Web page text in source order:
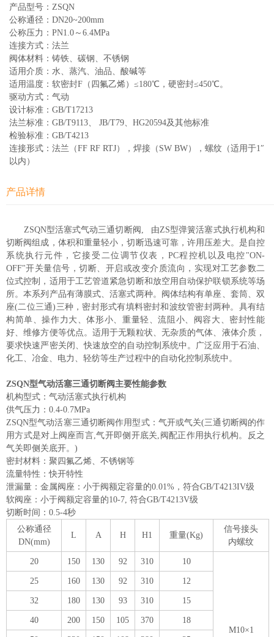
产品型号：ZSQN
公称通径：DN20~200mm
公称压力：PN1.0～6.4MPa
连接方式：法兰
阀体材料：铸铁、碳钢、不锈钢
适用介质：水、蒸汽、油品、酸碱等
适用温度：软密封F（四氟乙烯）≤180℃，硬密封≤450℃。
驱动方式：气动
设计标准：GB/T17213
法兰标准：GB/T9113、 JB/T79、HG20594及其他标准
检验标准：GB/T4213
连接形式：法兰（FF RF RTJ），焊接（SW BW），螺纹（适用于1″
以内）
产品详情
ZSQN型活塞式气动三通切断阀, 由ZS型弹簧活塞式执行机构和
切断阀组成，体积和重量轻小，切断迅速可靠，许用压差大。是自控
系统执行元件，它接受二位调节仪表，PC程控机以及电控"ON-
OFF"开关量信号，切断、开启或改变介质流向，实现对工艺参数二
位式控制，适用于工艺管道紧急切断和放空用自动保护联锁系统等场
所。本系列产品有薄膜式、活塞式两种。阀体结构有单座、套筒、双
座(二位三通)三种，密封形式有填料密封和波纹管密封两种。具有结
构简单、操作力大、体形小、重量轻、流阻小、阀容大、密封性能
好、维修方便等优点。适用于无颗粒状、无杂质的气体、液体介质，
要求快速严密关闭、快速放空的自动控制系统中。广泛应用于石油、
化工、冶金、电力、轻纺等生产过程中的自动化控制系统中。
ZSQN型气动活塞三通切断阀主要性能参数
机构型式：气动活塞式执行机构
供气压力：0.4-0.7MPa
ZSQN型气动活塞三通切断阀作用型式：气开或气关(三通切断阀的作
用方式是对上阀座而言,气开即侧开底关,阀配正作用执行机构。反之
气关即侧关底开。)
密封材料：聚四氟乙烯、不锈钢等
流量特性：快开特性
泄漏量：金属阀座：小于阀额定容量的0.01%，符合GB/T4213IV级
软阀座：小于阀额定容量的10-7, 符合GB/T4213V级
切断时间：0.5-4秒
公称通径
DN(mm)
L A H H1 重量(Kg)
信号接头
内螺纹
20 150 130 92 310 10
M10×1
25 160 130 92 310 12
32 180 130 93 310 15
40 200 150 105 370 18